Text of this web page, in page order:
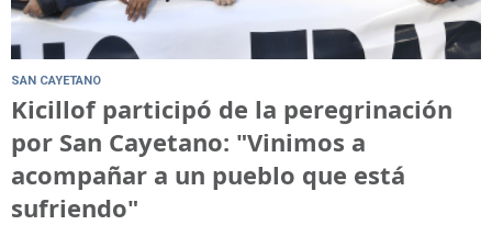
SAN CAYETANO
Kicillof participó de la peregrinación
por San Cayetano: "Vinimos a
acompañar a un pueblo que está
sufriendo"